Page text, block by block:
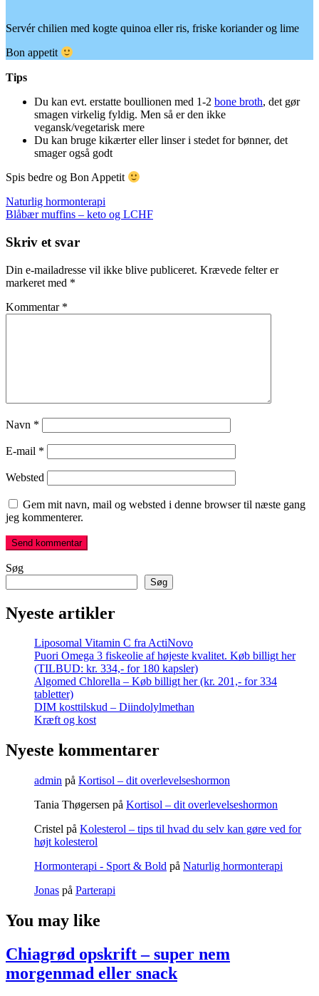
Servér chilien med kogte quinoa eller ris, friske koriander og lime
Bon appetit
Tips
Du kan evt. erstatte boullionen med 1-2 bone broth, det gør
smagen virkelig fyldig. Men så er den ikke
vegansk/vegetarisk mere
Du kan bruge kikærter eller linser i stedet for bønner, det
smager også godt
Spis bedre og Bon Appetit
Indlægsnavigation
Naturlig hormonterapi
Blåbær muffins – keto og LCHF
Skriv et svar
Din e-mailadresse vil ikke blive publiceret. Krævede felter er
markeret med *
Kommentar *
Navn *
E-mail *
Websted
Gem mit navn, mail og websted i denne browser til næste gang
jeg kommenterer.
Søg
Søg
Nyeste artikler
Liposomal Vitamin C fra ActiNovo
Puori Omega 3 fiskeolie af højeste kvalitet. Køb billigt her
(TILBUD: kr. 334,- for 180 kapsler)
Algomed Chlorella – Køb billigt her (kr. 201,- for 334
tabletter)
DIM kosttilskud – Diindolylmethan
Kræft og kost
Nyeste kommentarer
admin på Kortisol – dit overlevelseshormon
Tania Thøgersen på Kortisol – dit overlevelseshormon
Cristel på Kolesterol – tips til hvad du selv kan gøre ved for
højt kolesterol
Hormonterapi - Sport & Bold på Naturlig hormonterapi
Jonas på Parterapi
You may like
Chiagrød opskrift – super nem
morgenmad eller snack